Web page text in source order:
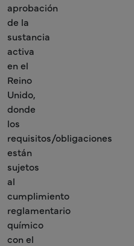
aprobación
de la
sustancia
activa
en el
Reino
Unido,
donde
los
requisitos/obligaciones
están
sujetos
al
cumplimiento
reglamentario
químico
con el